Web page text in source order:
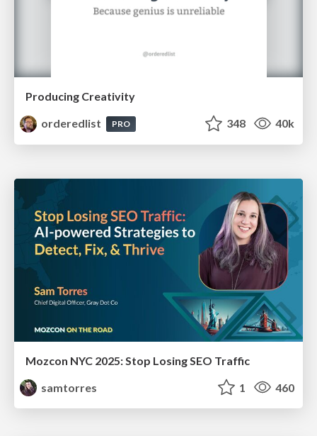
Producing Creativity
orderedlist
PRO 348 40k
Mozcon NYC 2025: Stop Losing SEO Traffic
samtorres
1 460